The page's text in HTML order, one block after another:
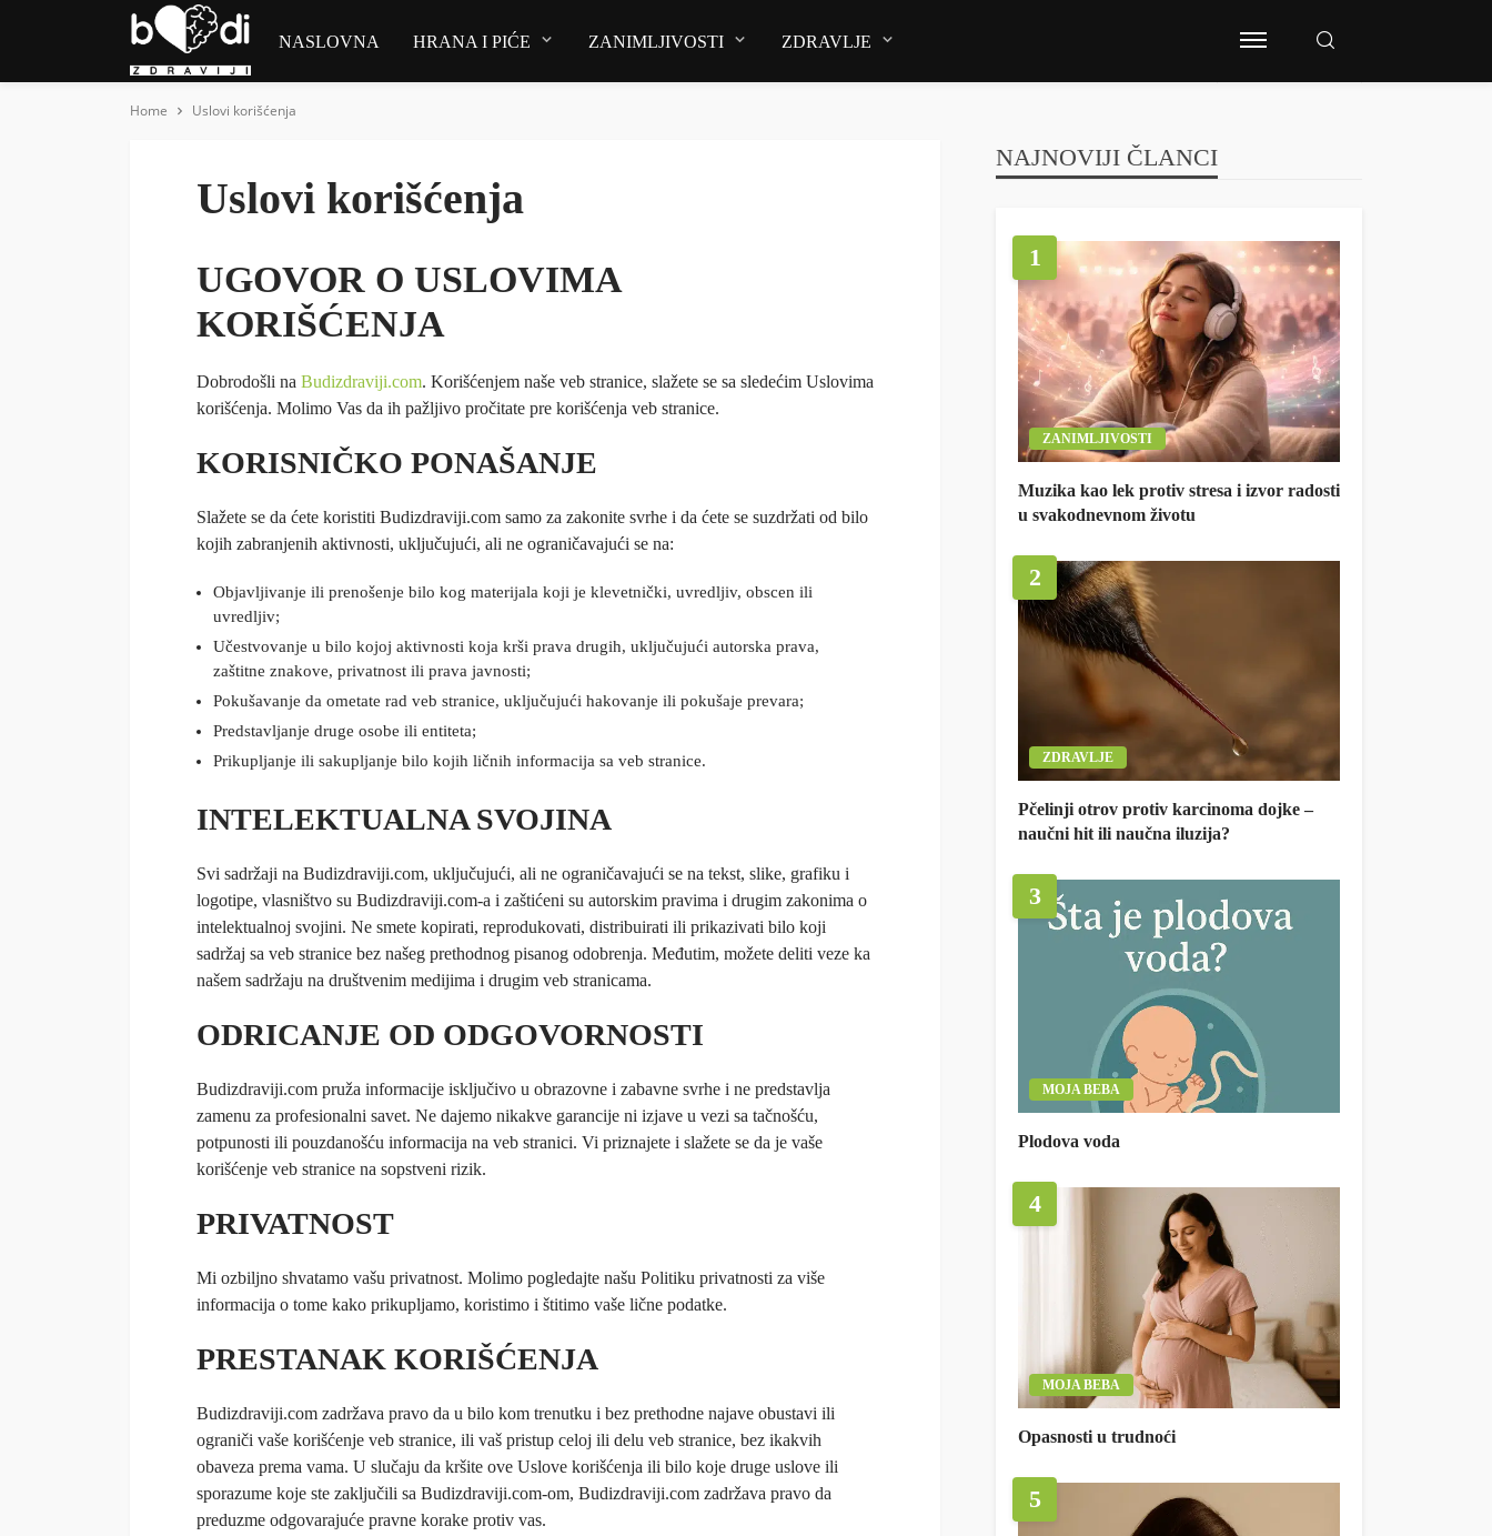
NASLOVNA HRANA I PIĆE ZANIMLJIVOSTI ZDRAVLJE
Home Uslovi korišćenja
Uslovi korišćenja
UGOVOR O USLOVIMA
KORIŠĆENJA
Dobrodošli na Budizdraviji.com. Korišćenjem naše veb stranice, slažete se sa sledećim Uslovima
korišćenja. Molimo Vas da ih pažljivo pročitate pre korišćenja veb stranice.
KORISNIČKO PONAŠANJE
Slažete se da ćete koristiti Budizdraviji.com samo za zakonite svrhe i da ćete se suzdržati od bilo
kojih zabranjenih aktivnosti, uključujući, ali ne ograničavajući se na:
Objavljivanje ili prenošenje bilo kog materijala koji je klevetnički, uvredljiv, obscen ili
uvredljiv;
Učestvovanje u bilo kojoj aktivnosti koja krši prava drugih, uključujući autorska prava,
zaštitne znakove, privatnost ili prava javnosti;
Pokušavanje da ometate rad veb stranice, uključujući hakovanje ili pokušaje prevara;
Predstavljanje druge osobe ili entiteta;
Prikupljanje ili sakupljanje bilo kojih ličnih informacija sa veb stranice.
INTELEKTUALNA SVOJINA
Svi sadržaji na Budizdraviji.com, uključujući, ali ne ograničavajući se na tekst, slike, grafiku i
logotipe, vlasništvo su Budizdraviji.com-a i zaštićeni su autorskim pravima i drugim zakonima o
intelektualnoj svojini. Ne smete kopirati, reprodukovati, distribuirati ili prikazivati bilo koji
sadržaj sa veb stranice bez našeg prethodnog pisanog odobrenja. Međutim, možete deliti veze ka
našem sadržaju na društvenim medijima i drugim veb stranicama.
ODRICANJE OD ODGOVORNOSTI
Budizdraviji.com pruža informacije isključivo u obrazovne i zabavne svrhe i ne predstavlja
zamenu za profesionalni savet. Ne dajemo nikakve garancije ni izjave u vezi sa tačnošću,
potpunosti ili pouzdanošću informacija na veb stranici. Vi priznajete i slažete se da je vaše
korišćenje veb stranice na sopstveni rizik.
PRIVATNOST
Mi ozbiljno shvatamo vašu privatnost. Molimo pogledajte našu Politiku privatnosti za više
informacija o tome kako prikupljamo, koristimo i štitimo vaše lične podatke.
PRESTANAK KORIŠĆENJA
Budizdraviji.com zadržava pravo da u bilo kom trenutku i bez prethodne najave obustavi ili
ograniči vaše korišćenje veb stranice, ili vaš pristup celoj ili delu veb stranice, bez ikakvih
obaveza prema vama. U slučaju da kršite ove Uslove korišćenja ili bilo koje druge uslove ili
sporazume koje ste zaključili sa Budizdraviji.com-om, Budizdraviji.com zadržava pravo da
preduzme odgovarajuće pravne korake protiv vas.
NAJNOVIJI ČLANCI
1
ZANIMLJIVOSTI
Muzika kao lek protiv stresa i izvor radosti
u svakodnevnom životu
2
ZDRAVLJE
Pčelinji otrov protiv karcinoma dojke –
naučni hit ili naučna iluzija?
3
MOJA BEBA
Plodova voda
4
MOJA BEBA
Opasnosti u trudnoći
5